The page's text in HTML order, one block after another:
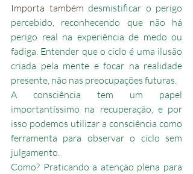
Importa também desmistificar o perigo
percebido, reconhecendo que não há
perigo real na experiência de medo ou
fadiga. Entender que o ciclo é uma ilusão
criada pela mente e focar na realidade
presente, não nas preocupações futuras.
A consciência tem um papel
importantíssimo na recuperação, e por
isso podemos utilizar a consciência como
ferramenta para observar o ciclo sem
julgamento.
Como? Praticando a atenção plena para